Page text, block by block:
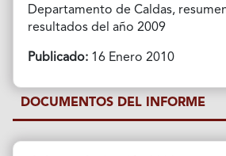
Departamento de Caldas,
resultados del año 2009
Publicado:16 Enero 2010
DOCUMENTOS DEL INFORME